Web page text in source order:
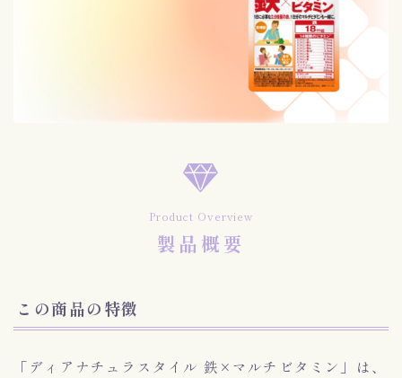
Product Overview
製品概要
この商品の特徴
「ディアナチュラスタイル 鉄×マルチビタミン」は、